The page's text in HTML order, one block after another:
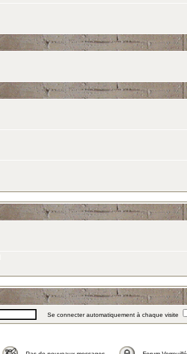
Se connecter automatiquement à chaque visite